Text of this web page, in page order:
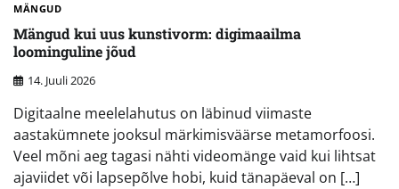
MÄNGUD
Mängud kui uus kunstivorm: digimaailma
loominguline jõud
14. Juuli 2026
Digitaalne meelelahutus on läbinud viimaste
aastakümnete jooksul märkimisväärse metamorfoosi.
Veel mõni aeg tagasi nähti videomänge vaid kui lihtsat
ajaviidet või lapsepõlve hobi, kuid tänapäeval on […]